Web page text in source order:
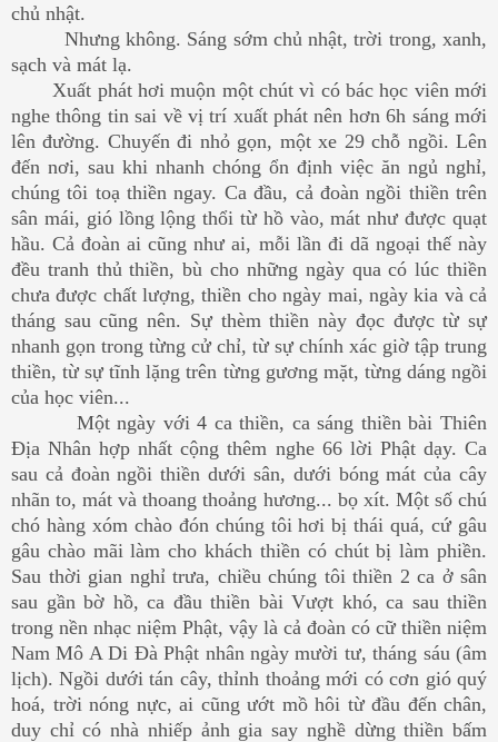
chủ nhật.
Nhưng không. Sáng sớm chủ nhật, trời trong, xanh,
sạch và mát lạ.
Xuất phát hơi muộn một chút vì có bác học viên mới
nghe thông tin sai về vị trí xuất phát nên hơn 6h sáng mới
lên đường. Chuyến đi nhỏ gọn, một xe 29 chỗ ngồi. Lên
đến nơi, sau khi nhanh chóng ổn định việc ăn ngủ nghỉ,
chúng tôi toạ thiền ngay. Ca đầu, cả đoàn ngồi thiền trên
sân mái, gió lồng lộng thổi từ hồ vào, mát như được quạt
hầu. Cả đoàn ai cũng như ai, mỗi lần đi dã ngoại thế này
đều tranh thủ thiền, bù cho những ngày qua có lúc thiền
chưa được chất lượng, thiền cho ngày mai, ngày kia và cả
tháng sau cũng nên. Sự thèm thiền này đọc được từ sự
nhanh gọn trong từng cử chỉ, từ sự chính xác giờ tập trung
thiền, từ sự tĩnh lặng trên từng gương mặt, từng dáng ngồi
của học viên...
Một ngày với 4 ca thiền, ca sáng thiền bài Thiên
Địa Nhân hợp nhất cộng thêm nghe 66 lời Phật dạy. Ca
sau cả đoàn ngồi thiền dưới sân, dưới bóng mát của cây
nhãn to, mát và thoang thoảng hương... bọ xít. Một số chú
chó hàng xóm chào đón chúng tôi hơi bị thái quá, cứ gâu
gâu chào mãi làm cho khách thiền có chút bị làm phiền.
Sau thời gian nghỉ trưa, chiều chúng tôi thiền 2 ca ở sân
sau gần bờ hồ, ca đầu thiền bài Vượt khó, ca sau thiền
trong nền nhạc niệm Phật, vậy là cả đoàn có cữ thiền niệm
Nam Mô A Di Đà Phật nhân ngày mười tư, tháng sáu (âm
lịch). Ngồi dưới tán cây, thỉnh thoảng mới có cơn gió quý
hoá, trời nóng nực, ai cũng ướt mồ hôi từ đầu đến chân,
duy chỉ có nhà nhiếp ảnh gia say nghề dừng thiền bấm